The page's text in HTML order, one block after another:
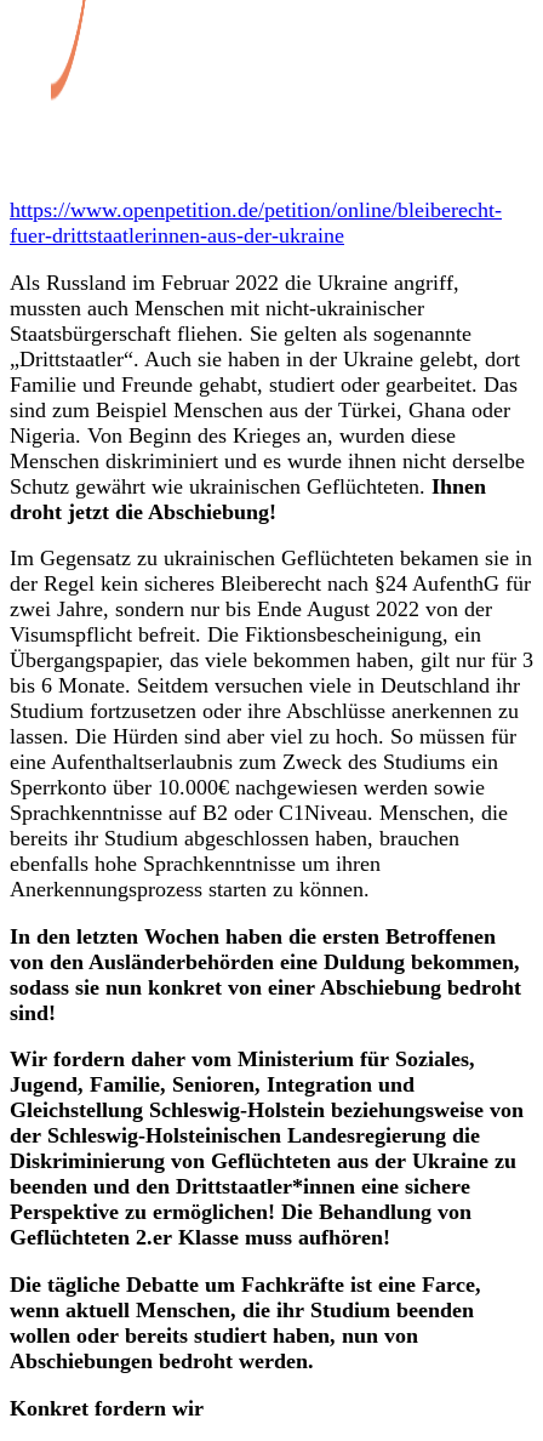
https://www.openpetition.de/petition/online/bleiberecht-
fuer-drittstaatlerinnen-aus-der-ukraine
Als Russland im Februar 2022 die Ukraine angriff,
mussten auch Menschen mit nicht-ukrainischer
Staatsbürgerschaft fliehen. Sie gelten als sogenannte
„Drittstaatler“. Auch sie haben in der Ukraine gelebt, dort
Familie und Freunde gehabt, studiert oder gearbeitet. Das
sind zum Beispiel Menschen aus der Türkei, Ghana oder
Nigeria. Von Beginn des Krieges an, wurden diese
Menschen diskriminiert und es wurde ihnen nicht derselbe
Schutz gewährt wie ukrainischen Geflüchteten. Ihnen
droht jetzt die Abschiebung!
Im Gegensatz zu ukrainischen Geflüchteten bekamen sie in
der Regel kein sicheres Bleiberecht nach §24 AufenthG für
zwei Jahre, sondern nur bis Ende August 2022 von der
Visumspflicht befreit. Die Fiktionsbescheinigung, ein
Übergangspapier, das viele bekommen haben, gilt nur für 3
bis 6 Monate. Seitdem versuchen viele in Deutschland ihr
Studium fortzusetzen oder ihre Abschlüsse anerkennen zu
lassen. Die Hürden sind aber viel zu hoch. So müssen für
eine Aufenthaltserlaubnis zum Zweck des Studiums ein
Sperrkonto über 10.000€ nachgewiesen werden sowie
Sprachkenntnisse auf B2 oder C1Niveau. Menschen, die
bereits ihr Studium abgeschlossen haben, brauchen
ebenfalls hohe Sprachkenntnisse um ihren
Anerkennungsprozess starten zu können.
In den letzten Wochen haben die ersten Betroffenen
von den Ausländerbehörden eine Duldung bekommen,
sodass sie nun konkret von einer Abschiebung bedroht
sind!
Wir fordern daher vom Ministerium für Soziales,
Jugend, Familie, Senioren, Integration und
Gleichstellung Schleswig-Holstein beziehungsweise von
der Schleswig-Holsteinischen Landesregierung die
Diskriminierung von Geflüchteten aus der Ukraine zu
beenden und den Drittstaatler*innen eine sichere
Perspektive zu ermöglichen! Die Behandlung von
Geflüchteten 2.er Klasse muss aufhören!
Die tägliche Debatte um Fachkräfte ist eine Farce,
wenn aktuell Menschen, die ihr Studium beenden
wollen oder bereits studiert haben, nun von
Abschiebungen bedroht werden.
Konkret fordern wir